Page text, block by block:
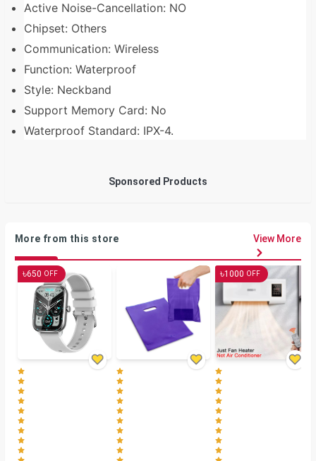
Active Noise-Cancellation: NO
Chipset: Others
Communication: Wireless
Function: Waterproof
Style: Neckband
Support Memory Card: No
Waterproof Standard: IPX-4.
Sponsored Products
More from this store View More
৳650 OFF ৳1000 OFF